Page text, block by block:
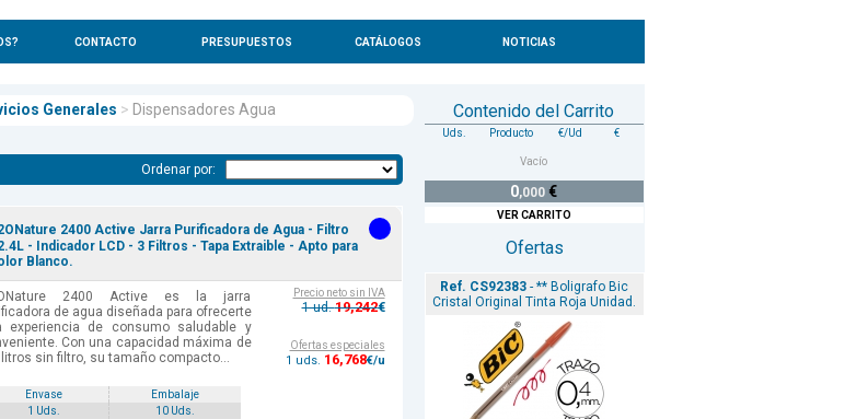
CONTACTO PRESUPUESTOS CATÁLOGOS NOTICIAS
Generales > Dispensadores Agua
Ordenar por:
2400 Active Jarra Purificadora de Agua - Filtro
- Indicador LCD - 3 Filtros - Tapa Extraible - Apto para
Blanco.
2400 Active es la jarra
de agua diseñada para ofrecerte
experiencia de consumo saludable y
Con una capacidad máxima de
litros sin filtro, su tamaño compacto...
Envase
Embalaje
1 Uds.
10 Uds.
Precio neto sin IVA
1 ud.19,242€
Ofertas especiales
1 uds. 16,768€/u
Contenido del Carrito
Uds. Producto €/Ud €
Vacío
0,000 €
VER CARRITO
Ofertas
Ref. CS92383 - ** Boligrafo Bic
Cristal Original Tinta Roja Unidad.